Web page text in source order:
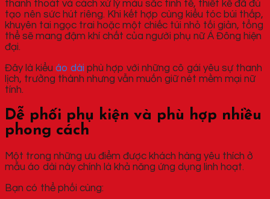
thanh thoát và cách xử lý màu sắc tinh tế, thiết kế đã đủ
tạo nên sức hút riêng. Khi kết hợp cùng kiểu tóc búi thấp,
khuyên tai ngọc trai hoặc một chiếc túi nhỏ tối giản, tổng
thể sẽ mang đậm khí chất của người phụ nữ Á Đông hiện
đại.
Đây là kiểu áo dài phù hợp với những cô gái yêu sự thanh
lịch, trưởng thành nhưng vẫn muốn giữ nét mềm mại nữ
tính.
Dễ phối phụ kiện và phù hợp nhiều
phong cách
Một trong những ưu điểm được khách hàng yêu thích ở
mẫu áo dài này chính là khả năng ứng dụng linh hoạt.
Bạn có thể phối cùng: